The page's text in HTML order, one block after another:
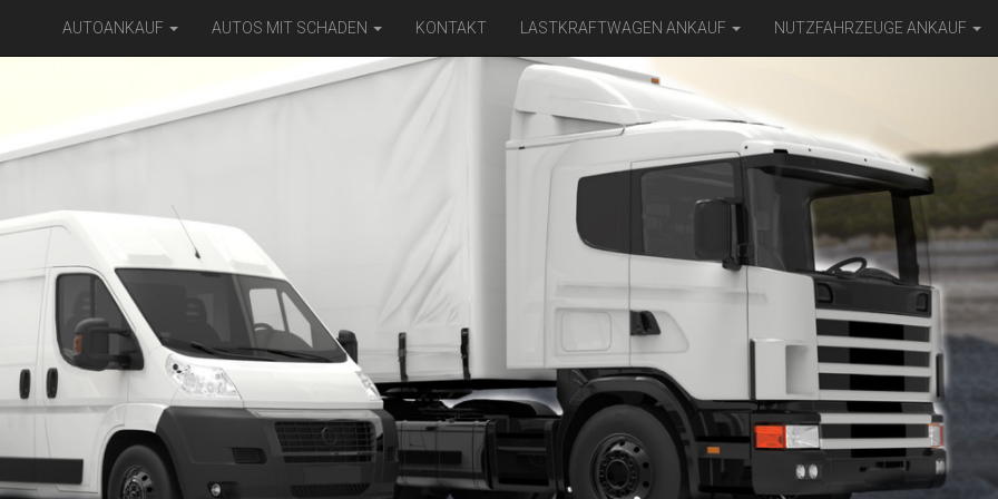
AUTOANKAUF AUTOS MIT SCHADEN KONTAKT LASTKRAFTWAGEN ANKAUF NUTZFAHRZEUGE ANKAUF